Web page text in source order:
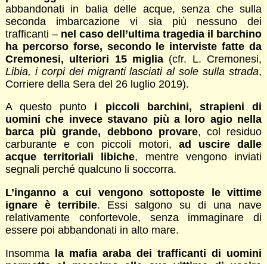
abbandonati in balia delle acque, senza che sulla
seconda imbarcazione vi sia più nessuno dei
trafficanti – nel caso dell’ultima tragedia il barchino
ha percorso forse, secondo le interviste fatte da
Cremonesi, ulteriori 15 miglia (cfr. L. Cremonesi,
Libia, i corpi dei migranti lasciati al sole sulla strada,
Corriere della Sera del 26 luglio 2019).
A questo punto i piccoli barchini, strapieni di
uomini che invece stavano più a loro agio nella
barca più grande, debbono provare, col residuo
carburante e con piccoli motori, ad uscire dalle
acque territoriali libiche, mentre vengono inviati
segnali perché qualcuno li soccorra.
L’inganno a cui vengono sottoposte le vittime
ignare è terribile. Essi salgono su di una nave
relativamente confortevole, senza immaginare di
essere poi abbandonati in alto mare.
Insomma la mafia araba dei trafficanti di uomini